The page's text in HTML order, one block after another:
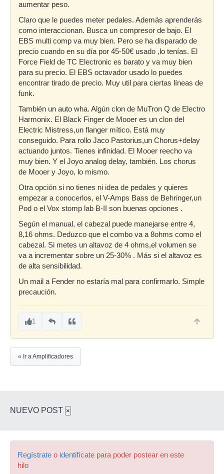
aumentar peso.
Claro que le puedes meter pedales. Además aprenderás
como interaccionan. Busca un compresor de bajo. El
EBS multi comp va muy bien. Pero se ha disparado de
precio cuando en su día por 45-50€ usado ,lo tenías. El
Force Field de TC Electronic es barato y va muy bien
para su precio. El EBS octavador usado lo puedes
encontrar tirado de precio. Muy util para ciertas líneas de
funk.
También un auto wha. Algún clon de MuTron Q de Electro
Harmonix. El Black Finger de Mooer es un clon del
Electric Mistress,un flanger mítico. Está muy
conseguido. Para rollo Jaco Pastorius,un Chorus+delay
actuando juntos. Tienes infinidad. El Mooer reecho va
muy bien. Y el Joyo analog delay, también. Los chorus
de Mooer y Joyo, lo mismo.
Otra opción si no tienes ni idea de pedales y quieres
empezar a conocerlos, el V-Amps Bass de Behringer,un
Pod o el Vox stomp lab B-II son buenas opciones .
Según el manual, el cabezal puede manejarse entre 4,
8,16 ohms. Deduzco que el combo va a 8ohms como el
cabezal. Si metes un altavoz de 4 ohms,el volumen se
va a incrementar sobre un 25-30% . Más si el altavoz es
de alta sensibilidad.
Un mail a Fender no estaría mal para confirmarlo. Simple
precaución.
1
« Ir a Amplificadores
NUEVO POST ×
Regístrate o identifícate para poder postear en este
hilo